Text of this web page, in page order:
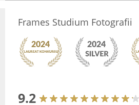
Frames Studium Fotografii
9.2